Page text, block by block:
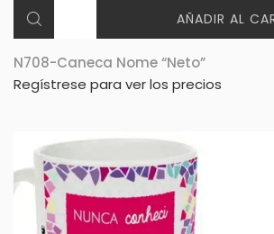
AÑADIR AL
N708-Caneca Nome “Neto”
Regístrese para ver los precios